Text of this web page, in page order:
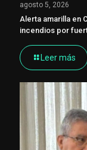
agosto 5, 2026
Alerta amarilla en
incendios por
Leer más